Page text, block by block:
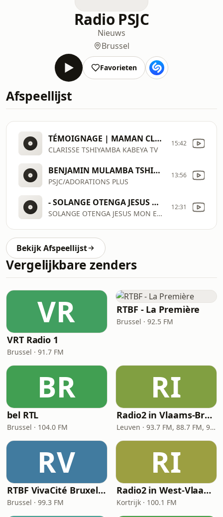
Radio PSJC
Nieuws
Brussel
Favorieten
Afspeellijst
TÉMOIGNAGE | MAMAN CLARISSE TSHIYAMBA.
CLARISSE TSHIYAMBA KABEYA TV
15:42
BENJAMIN MULAMBA TSHIMPINGA
PSJC/ADORATIONS PLUS
13:56
- SOLANGE OTENGA JESUS MON ESPOIR
SOLANGE OTENGA JESUS MON ESPOIR
12:31
Bekijk Afspeellijst
Vergelijkbare zenders
VR
VRT Radio 1
Brussel · 91.7 FM
RTBF - La Première
Brussel · 92.5 FM
BR
bel RTL
Brussel · 104.0 FM
RI
Radio2 in Vlaams-Brabant
Leuven · 93.7 FM, 88.7 FM, 92.4 FM
RV
RTBF VivaCité Bruxelles
Brussel · 99.3 FM
RI
Radio2 in West-Vlaanderen
Kortrijk · 100.1 FM